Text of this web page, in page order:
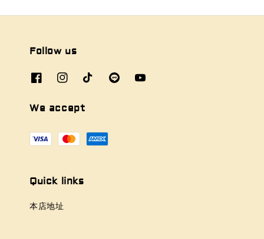
Follow us
We accept
Quick links
本店地址